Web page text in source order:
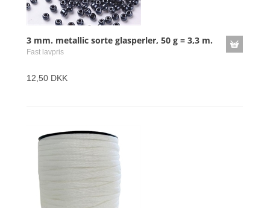
3 mm. metallic sorte glasperler, 50 g = 3,3 m.
Fast lavpris
12,50 DKK